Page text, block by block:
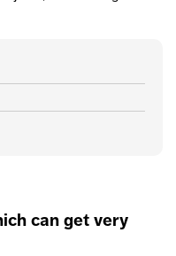
can get very